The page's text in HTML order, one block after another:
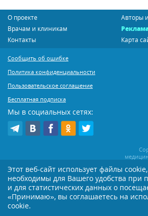
О проекте
Авторы
Врачам и клиникам
Контакты
Карта
Сообщить об ошибке
Политика конфиденциальности
Пользовательское соглашение
Бесплатная подписка
Мы в социальных сетях:
Копирование или иное распространение статей
воспрещается. Копирование раздела "Новости"
активной открытой для поисковиков ссылки на
Материалы на сайте представлены в справочных
Этот веб-сайт использует файлы
необходимы для Вашего удобства при
и для статистических данных о
«Принимаю», вы соглашаетесь на
cookie.